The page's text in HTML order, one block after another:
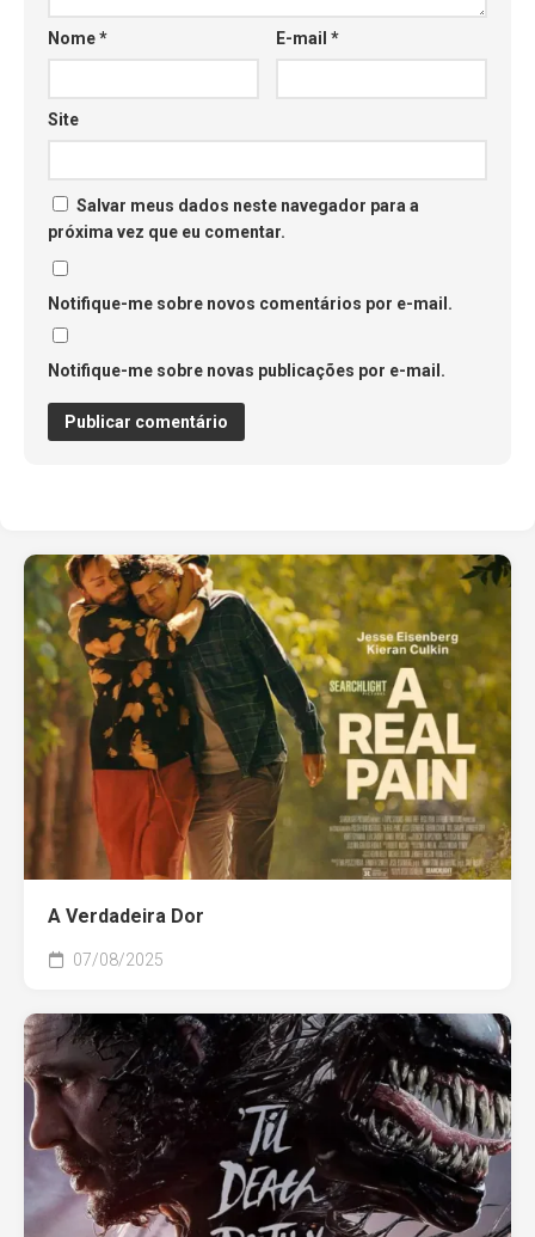
Nome* E-mail*
Site
Salvar meus dados neste navegador para a
próxima vez que eu comentar.
Notifique-me sobre novos comentários por e-mail.
Notifique-me sobre novas publicações por e-mail.
A Verdadeira Dor
07/08/2025